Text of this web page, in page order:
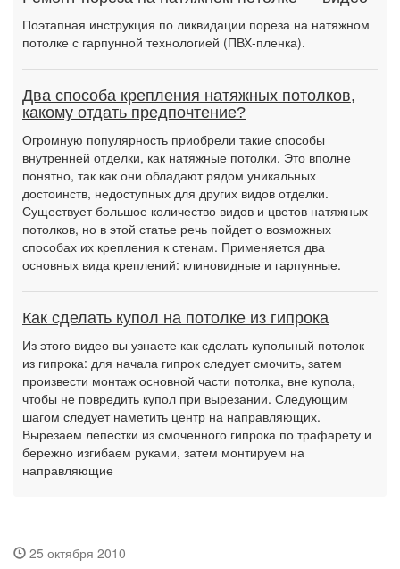
Поэтапная инструкция по ликвидации пореза на натяжном
потолке с гарпунной технологией (ПВХ-пленка).
Два способа крепления натяжных потолков,
какому отдать предпочтение?
Огромную популярность приобрели такие способы
внутренней отделки, как натяжные потолки. Это вполне
понятно, так как они обладают рядом уникальных
достоинств, недоступных для других видов отделки.
Существует большое количество видов и цветов натяжных
потолков, но в этой статье речь пойдет о возможных
способах их крепления к стенам. Применяется два
основных вида креплений: клиновидные и гарпунные.
Как сделать купол на потолке из гипрока
Из этого видео вы узнаете как сделать купольный потолок
из гипрока: для начала гипрок следует смочить, затем
произвести монтаж основной части потолка, вне купола,
чтобы не повредить купол при вырезании. Следующим
шагом следует наметить центр на направляющих.
Вырезаем лепестки из смоченного гипрока по трафарету и
бережно изгибаем руками, затем монтируем на
направляющие
25 октября 2010